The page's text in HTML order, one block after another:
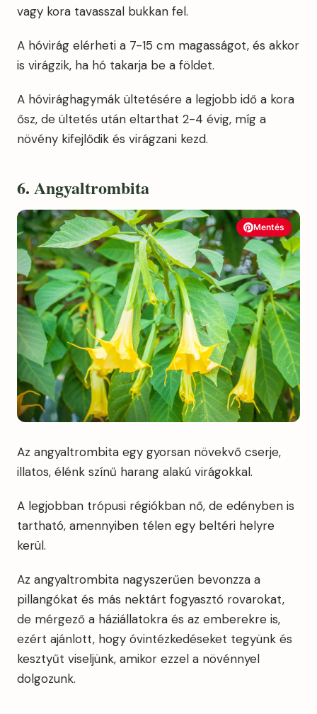
vagy kora tavasszal bukkan fel.
A hóvirág elérheti a 7-15 cm magasságot, és akkor
is virágzik, ha hó takarja be a földet.
A hóvirághagymák ültetésére a legjobb idő a kora
ősz, de ültetés után eltarthat 2-4 évig, míg a
növény kifejlődik és virágzani kezd.
6. Angyaltrombita
Mentés
Az angyaltrombita egy gyorsan növekvő cserje,
illatos, élénk színű harang alakú virágokkal.
A legjobban trópusi régiókban nő, de edényben is
tartható, amennyiben télen egy beltéri helyre
kerül.
Az angyaltrombita nagyszerűen bevonzza a
pillangókat és más nektárt fogyasztó rovarokat,
de mérgező a háziállatokra és az emberekre is,
ezért ajánlott, hogy óvintézkedéseket tegyünk és
kesztyűt viseljünk, amikor ezzel a növénnyel
dolgozunk.